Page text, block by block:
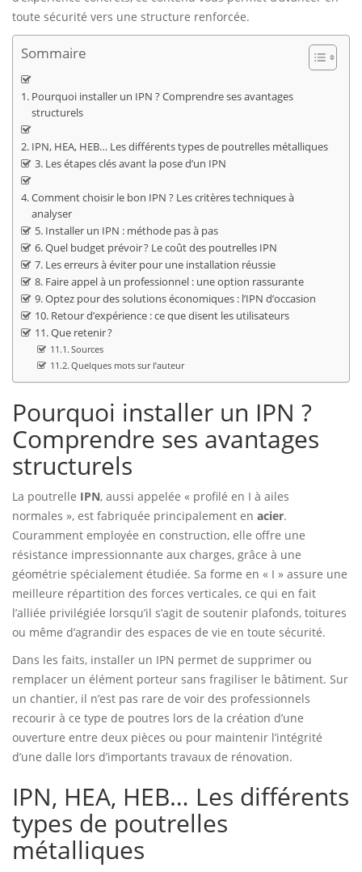
toute sécurité vers une structure renforcée.
Sommaire
Pourquoi installer un IPN ? Comprendre ses avantages
structurels
IPN, HEA, HEB… Les différents types de poutrelles métalliques
Les étapes clés avant la pose d’un IPN
Comment choisir le bon IPN ? Les critères techniques à
analyser
Installer un IPN : méthode pas à pas
Quel budget prévoir ? Le coût des poutrelles IPN
Les erreurs à éviter pour une installation réussie
Faire appel à un professionnel : une option rassurante
Optez pour des solutions économiques : l’IPN d’occasion
Retour d’expérience : ce que disent les utilisateurs
Que retenir ?
Sources
Quelques mots sur l’auteur
Pourquoi installer un IPN ?
Comprendre ses avantages
structurels
La poutrelle IPN, aussi appelée « profilé en I à ailes
normales », est fabriquée principalement en acier.
Couramment employée en construction, elle offre une
résistance impressionnante aux charges, grâce à une
géométrie spécialement étudiée. Sa forme en « I » assure une
meilleure répartition des forces verticales, ce qui en fait
l’alliée privilégiée lorsqu’il s’agit de soutenir plafonds, toitures
ou même d’agrandir des espaces de vie en toute sécurité.
Dans les faits, installer un IPN permet de supprimer ou
remplacer un élément porteur sans fragiliser le bâtiment. Sur
un chantier, il n’est pas rare de voir des professionnels
recourir à ce type de poutres lors de la création d’une
ouverture entre deux pièces ou pour maintenir l’intégrité
d’une dalle lors d’importants travaux de rénovation.
IPN, HEA, HEB… Les différents
types de poutrelles
métalliques